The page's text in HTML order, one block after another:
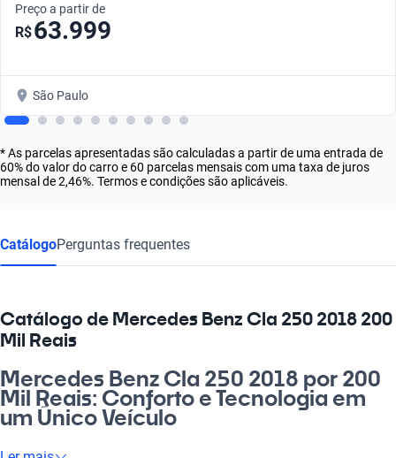
Preço a partir de
R$63.999
São Paulo
* As parcelas apresentadas são calculadas a partir de uma entrada de
60% do valor do carro e 60 parcelas mensais com uma taxa de juros
mensal de 2,46%. Termos e condições são aplicáveis.
CatálogoPerguntas frequentes
Catálogo de Mercedes Benz Cla 250 2018 200
Mil Reais
Mercedes Benz Cla 250 2018 por 200
Mil Reais: Conforto e Tecnologia em
um Único Veículo
Já pensou em viver a experiência de dirigir um Mercedes Benz